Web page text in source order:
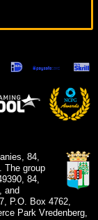
84,
The group
84,
and
P.O. Box 4762,
Park Vredenberg,